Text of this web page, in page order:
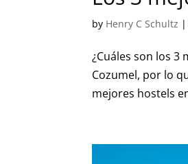
by Henry C Schultz
¿Cuáles son los
Cozumel, por lo
mejores hostels